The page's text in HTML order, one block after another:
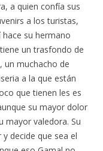
a quien confía sus
a los turistas,
su hermano
un trasfondo de
un muchacho de
a la que están
que tienen les es
su mayor dolor
mayor valedora. Su
decide que sea el